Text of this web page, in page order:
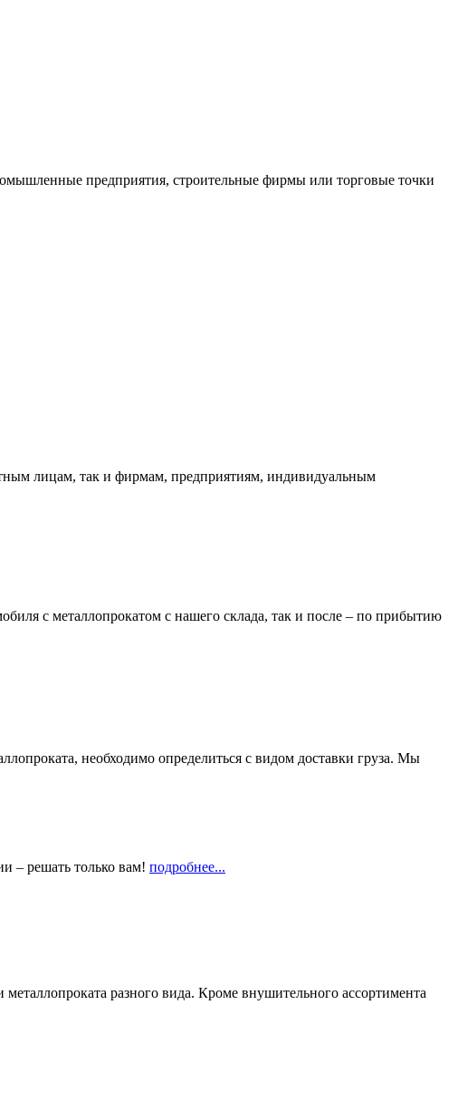
предприятия, строительные фирмы или торговые точки
лицам, так и фирмам, предприятиям, индивидуальным
с металлопрокатом с нашего склада, так и после – по прибытию
необходимо определиться с видом доставки груза. Мы
– решать только вам! подробнее...
разного вида. Кроме внушительного ассортимента